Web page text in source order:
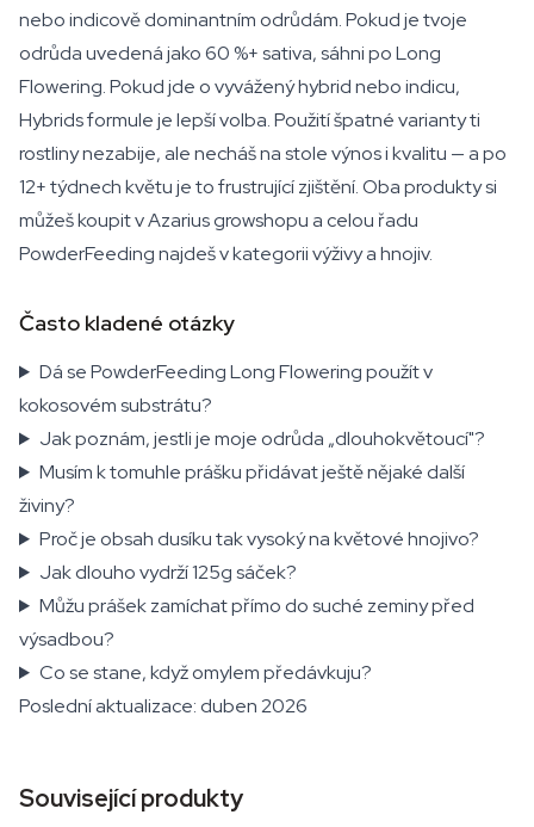
nebo indicově dominantním odrůdám. Pokud je tvoje
odrůda uvedená jako 60 %+ sativa, sáhni po Long
Flowering. Pokud jde o vyvážený hybrid nebo indicu,
Hybrids formule je lepší volba. Použití špatné varianty ti
rostliny nezabije, ale necháš na stole výnos i kvalitu — a po
12+ týdnech květu je to frustrující zjištění. Oba produkty si
můžeš koupit v Azarius growshopu a celou řadu
PowderFeeding najdeš v kategorii výživy a hnojiv.
Často kladené otázky
Dá se PowderFeeding Long Flowering použít v
kokosovém substrátu?
Jak poznám, jestli je moje odrůda „dlouhokvětoucí"?
Musím k tomuhle prášku přidávat ještě nějaké další
živiny?
Proč je obsah dusíku tak vysoký na květové hnojivo?
Jak dlouho vydrží 125g sáček?
Můžu prášek zamíchat přímo do suché zeminy před
výsadbou?
Co se stane, když omylem předávkuju?
Poslední aktualizace: duben 2026
Související produkty